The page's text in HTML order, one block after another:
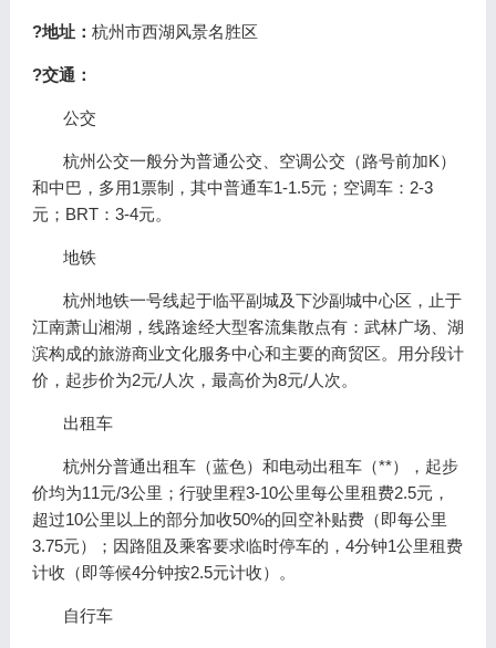
?地址： 杭州市西湖风景名胜区
?交通：
公交
杭州公交一般分为普通公交、空调公交（路号前加K）
和中巴，多用1票制，其中普通车1-1.5元；空调车：2-3
元；BRT：3-4元。
地铁
杭州地铁一号线起于临平副城及下沙副城中心区，止于
江南萧山湘湖，线路途经大型客流集散点有：武林广场、湖
滨构成的旅游商业文化服务中心和主要的商贸区。用分段计
价，起步价为2元/人次，最高价为8元/人次。
出租车
杭州分普通出租车（蓝色）和电动出租车（**），起步
价均为11元/3公里；行驶里程3-10公里每公里租费2.5元，
超过10公里以上的部分加收50%的回空补贴费（即每公里
3.75元）；因路阻及乘客要求临时停车的，4分钟1公里租费
计收（即等候4分钟按2.5元计收）。
自行车